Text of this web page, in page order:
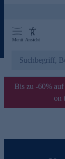
Menü Ansicht
Bis zu -60%
on